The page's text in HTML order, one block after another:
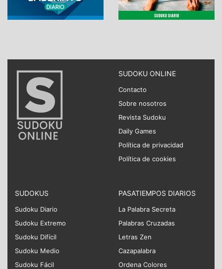
SUDOKU ONLINE
Contacto
Sobre nosotros
Revista Sudoku
Daily Games
Política de privacidad
Política de cookies
SUDOKUS
Sudoku Diario
Sudoku Extremo
Sudoku Difícil
Sudoku Medio
Sudoku Fácil
PASATIEMPOS DIARIOS
La Palabra Secreta
Palabras Cruzadas
Letras Zen
Cazapalabra
Ordena Colores